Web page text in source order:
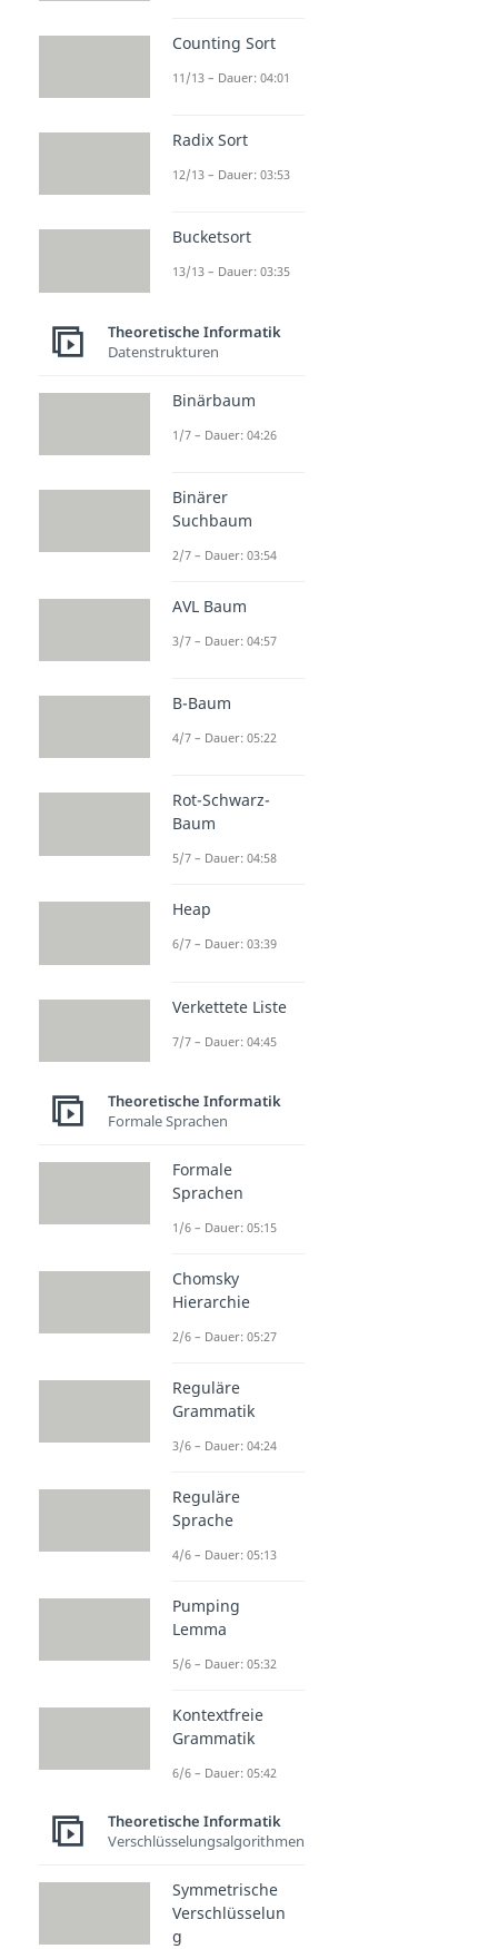
Counting Sort
11/13 – Dauer: 04:01
Radix Sort
12/13 – Dauer: 03:53
Bucketsort
13/13 – Dauer: 03:35
Theoretische Informatik
Datenstrukturen
Binärbaum
1/7 – Dauer: 04:26
Binärer
Suchbaum
2/7 – Dauer: 03:54
AVL Baum
3/7 – Dauer: 04:57
B-Baum
4/7 – Dauer: 05:22
Rot-Schwarz-
Baum
5/7 – Dauer: 04:58
Heap
6/7 – Dauer: 03:39
Verkettete Liste
7/7 – Dauer: 04:45
Theoretische Informatik
Formale Sprachen
Formale
Sprachen
1/6 – Dauer: 05:15
Chomsky
Hierarchie
2/6 – Dauer: 05:27
Reguläre
Grammatik
3/6 – Dauer: 04:24
Reguläre
Sprache
4/6 – Dauer: 05:13
Pumping
Lemma
5/6 – Dauer: 05:32
Kontextfreie
Grammatik
6/6 – Dauer: 05:42
Theoretische Informatik
Verschlüsselungsalgorithmen
Symmetrische
Verschlüsselun
g